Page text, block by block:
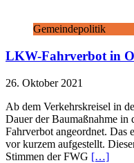
Gemeindepolitik
LKW-Fahrverbot in
26. Oktober 2021
Ab dem Verkehrskreisel in
Dauer der Baumaßnahme
Fahrverbot angeordnet. Das
vor kurzem aufgestellt.
Stimmen der FWG […]